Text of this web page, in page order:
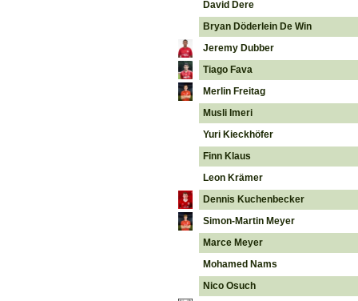
David Dere
Bryan Döderlein De Win
Jeremy Dubber
Tiago Fava
Merlin Freitag
Musli Imeri
Yuri Kieckhöfer
Finn Klaus
Leon Krämer
Dennis Kuchenbecker
Simon-Martin Meyer
Marce Meyer
Mohamed Nams
Nico Osuch